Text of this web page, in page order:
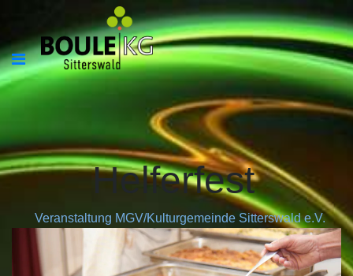
Helferfest
Veranstaltung MGV/Kulturgemeinde Sitterswald e.V.